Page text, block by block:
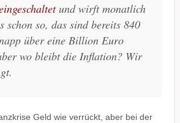
und wirft monatlich
so, das sind bereits 840
über eine Billion Euro
wo bleibt die Inflation? Wir
Geld wie verrückt, aber bei der